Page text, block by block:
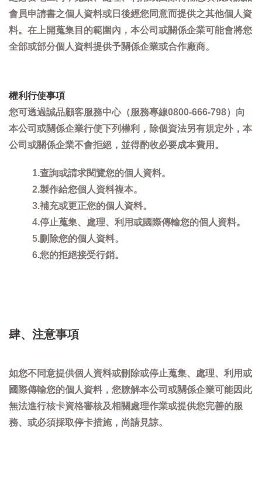
會員申請書之個人資料或日後經您同意而提供之其他個人資
料。在上開蒐集目的範圍內，本公司或關係企業可能會將您
全部或部分個人資料提供予關係企業或合作廠商。
權利行使事項
您可透過誠品顧客服務中心（服務專線0800-666-798）向
本公司或關係企業行使下列權利，除個資法另有規定外，本
公司或關係企業不會拒絕，並得酌收必要成本費用。
1.查詢或請求閱覽您的個人資料。
2.製作給您個人資料複本。
3.補充或更正您的個人資料。
4.停止蒐集、處理、利用或國際傳輸您的個人資料。
5.刪除您的個人資料。
6.您的拒絕接受行銷。
肆、注意事項
如您不同意提供個人資料或刪除或停止蒐集、處理、利用或
國際傳輸您的個人資料，您膫解本公司或關係企業可能因此
無法進行核卡資格審核及相關處理作業或提供您完善的服
務、或必須採取停卡措施，尚請見諒。